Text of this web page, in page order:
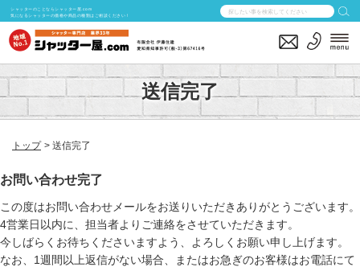
シャッターのことならシャッター屋.com
気になるシャッターの価格や商品の種類はご相談ください！
送信完了
トップ 送信完了
お問い合わせ完了
この度はお問い合わせメールをお送りいただきありがとうございます。
4営業日以内に、担当者よりご連絡をさせていただきます。
今しばらくお待ちくださいますよう、よろしくお願い申し上げます。
なお、1週間以上返信がない場合、またはお急ぎのお客様はお電話にて